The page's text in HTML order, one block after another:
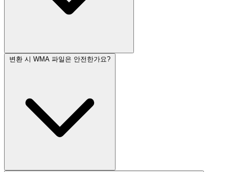
변환 시 WMA 파일은 안전한가요?